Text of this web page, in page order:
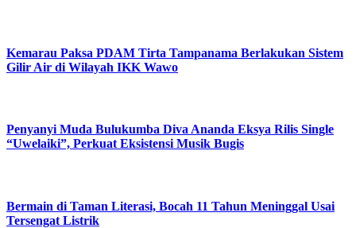
Kemarau Paksa PDAM Tirta Tampanama Berlakukan Sistem
Gilir Air di Wilayah IKK Wawo
Penyanyi Muda Bulukumba Diva Ananda Eksya Rilis Single
“Uwelaiki”, Perkuat Eksistensi Musik Bugis
Bermain di Taman Literasi, Bocah 11 Tahun Meninggal Usai
Tersengat Listrik